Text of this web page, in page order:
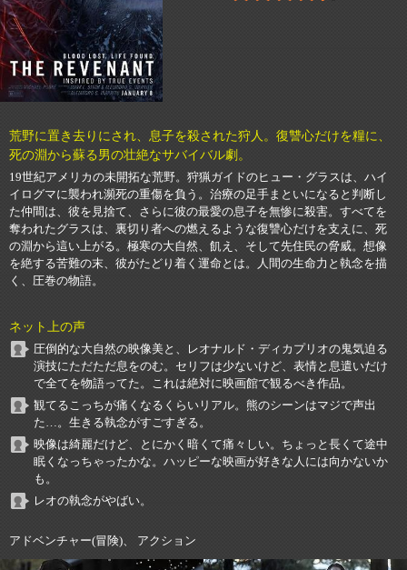
荒野に置き去りにされ、息子を殺された狩人。復讐心だけを糧に、
死の淵から蘇る男の壮絶なサバイバル劇。
19世紀アメリカの未開拓な荒野。狩猟ガイドのヒュー・グラスは、ハイ
イログマに襲われ瀕死の重傷を負う。治療の足手まといになると判断し
た仲間は、彼を見捨て、さらに彼の最愛の息子を無惨に殺害。すべてを
奪われたグラスは、裏切り者への燃えるような復讐心だけを支えに、死
の淵から這い上がる。極寒の大自然、飢え、そして先住民の脅威。想像
を絶する苦難の末、彼がたどり着く運命とは。人間の生命力と執念を描
く、圧巻の物語。
ネット上の声
圧倒的な大自然の映像美と、レオナルド・ディカプリオの鬼気迫る
演技にただただ息をのむ。セリフは少ないけど、表情と息遣いだけ
で全てを物語ってた。これは絶対に映画館で観るべき作品。
観てるこっちが痛くなるくらいリアル。熊のシーンはマジで声出
た…。生きる執念がすごすぎる。
映像は綺麗だけど、とにかく暗くて痛々しい。ちょっと長くて途中
眠くなっちゃったかな。ハッピーな映画が好きな人には向かないか
も。
レオの執念がやばい。
アドベンチャー(冒険)、 アクション